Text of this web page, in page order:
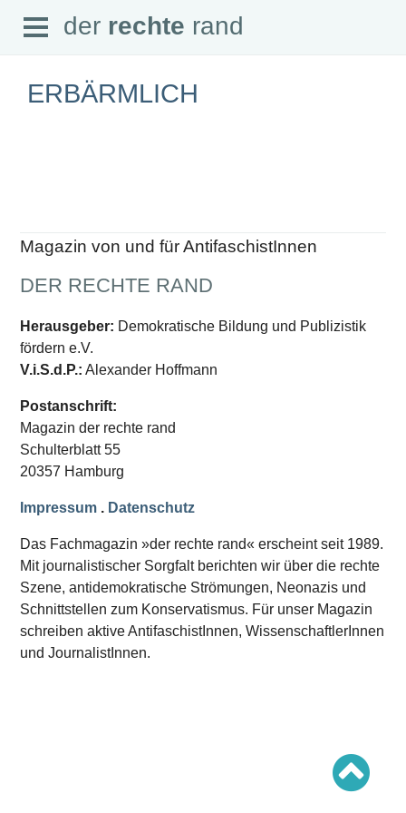
der rechte rand
Magazin
Abonnement
Datenschutz
SCHWERPUNKTE
Schwerpunkte Übersicht
Schwerpunkt AFD-Verbot
Schwerpunkt zur USA und Faschist Trump
Schwerpunkt »Identitäre Bewegung«
Schwerpunkt »Reichsbürger«
Ausgaben Übersicht
Ausgabe 221
Ausgabe 220
Ausgabe 219
Ausgabe 217
Ausgabe 216
Open
Menu
der rechte rand
ERBÄRMLICH
Magazin von und für AntifaschistInnen
DER RECHTE RAND
Herausgeber: Demokratische Bildung und Publizistik
fördern e.V.
V.i.S.d.P.: Alexander Hoffmann
Postanschrift:
Magazin der rechte rand
Schulterblatt 55
20357 Hamburg
Impressum . Datenschutz
Das Fachmagazin »der rechte rand« erscheint seit 1989.
Mit journalistischer Sorgfalt berichten wir über die rechte
Szene, antidemokratische Strömungen, Neonazis und
Schnittstellen zum Konservatismus. Für unser Magazin
schreiben aktive AntifaschistInnen, WissenschaftlerInnen
und JournalistInnen.